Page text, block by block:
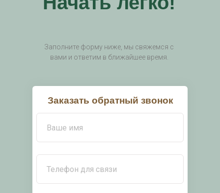
Заполните форму ниже, мы свяжемся с
вами и ответим в ближайшее время.
Заказать обратный звонок